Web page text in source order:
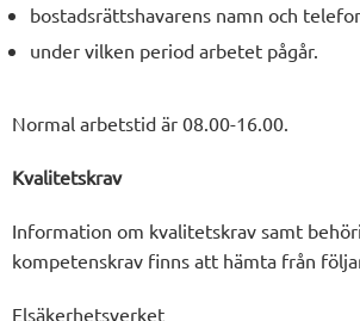
bostadsrättshavarens namn och
under vilken period arbetet pågår.
Normal arbetstid är 08.00-16.00.
Kvalitetskrav
Information om kvalitetskrav samt
kompetenskrav finns att hämta från
Elsäkerhetsverket